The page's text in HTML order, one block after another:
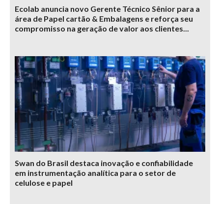
Ecolab anuncia novo Gerente Técnico Sênior para a
área de Papel cartão & Embalagens e reforça seu
compromisso na geração de valor aos clientes...
Swan do Brasil destaca inovação e confiabilidade
em instrumentação analítica para o setor de
celulose e papel